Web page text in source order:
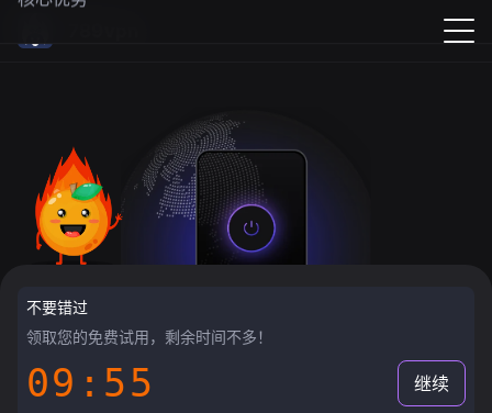
不要错过
领取您的免费试用，剩余时间不多！
09:55 继续